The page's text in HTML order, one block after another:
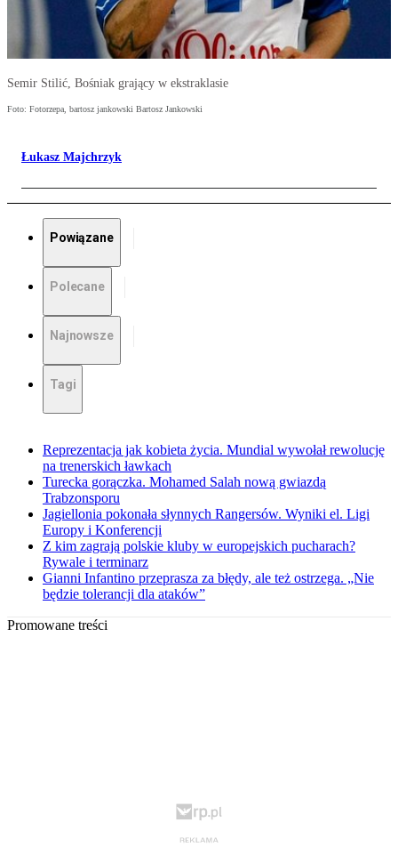
Semir Stilić, Bośniak grający w ekstraklasie
Foto: Fotorzepa, bartosz jankowski Bartosz Jankowski
Łukasz Majchrzyk
Powiązane
Polecane
Najnowsze
Tagi
Reprezentacja jak kobieta życia. Mundial wywołał rewolucję
na trenerskich ławkach
Turecka gorączka. Mohamed Salah nową gwiazdą
Trabzonsporu
Jagiellonia pokonała słynnych Rangersów. Wyniki el. Ligi
Europy i Konferencji
Z kim zagrają polskie kluby w europejskich pucharach?
Rywale i terminarz
Gianni Infantino przeprasza za błędy, ale też ostrzega. „Nie
będzie tolerancji dla ataków”
Promowane treści